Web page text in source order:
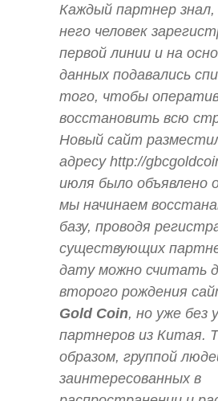
Каждый партнер знал,
него человек
первой линии и на
данных подавались
того, чтобы
восстановить всю
Новый сайт
адресу http://
июля было объявлено
мы начинаем
базу, проводя
существующих
дату можно считать
второго рождения
Gold Coin, но уже без
партнеров из Китая.
образом, группой
заинтересованных в